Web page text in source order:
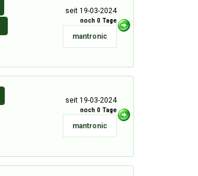
seit 19-03-2024
noch 0 Tage
mantronic
seit 19-03-2024
noch 0 Tage
mantronic